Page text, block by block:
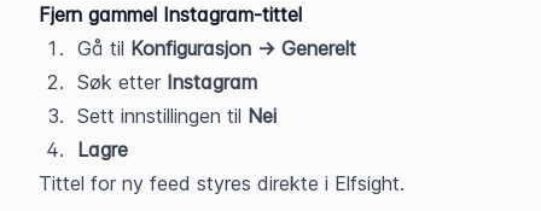
Fjern gammel Instagram-tittel
Gå til Konfigurasjon → Generelt
Søk etter Instagram
Sett innstillingen til Nei
Lagre
Tittel for ny feed styres direkte i Elfsight.